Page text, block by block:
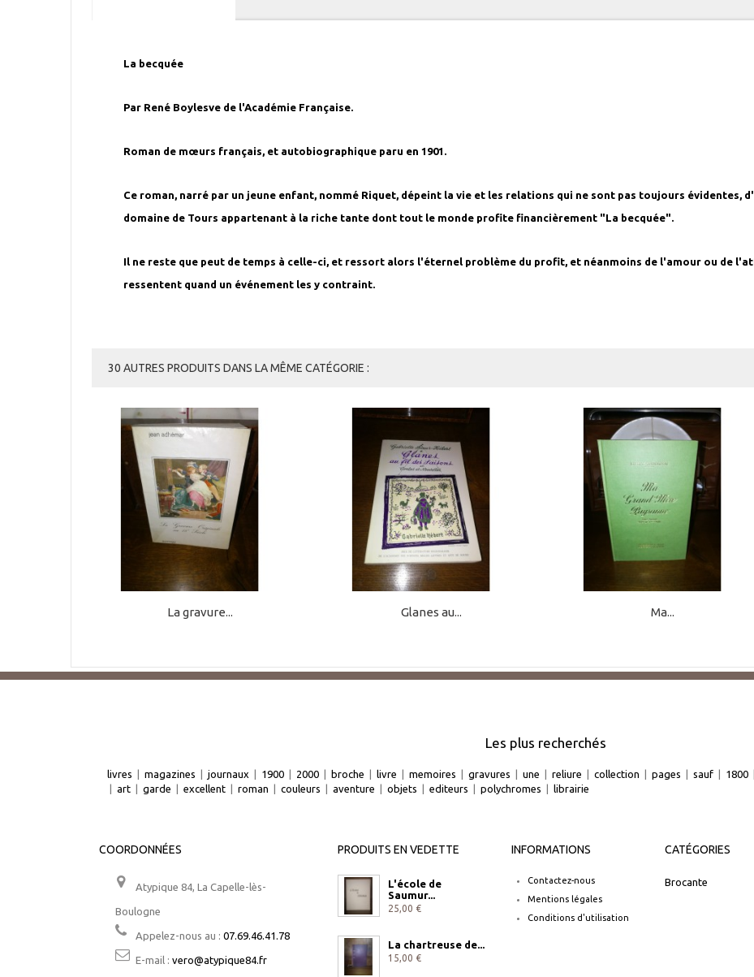
La becquée
Par René Boylesve de l'Académie Française.
Roman de mœurs français, et autobiographique paru en 1901.
Ce roman, narré par un jeune enfant, nommé Riquet, dépeint la vie et les relations qui ne sont pas toujours évidentes,
domaine de Tours appartenant à la riche tante dont tout le monde profite financièrement "La becquée".
Il ne reste que peut de temps à celle-ci, et ressort alors l'éternel problème du profit, et néanmoins de l'amour ou de
ressentent quand un événement les y contraint.
30 AUTRES PRODUITS DANS LA MÊME CATÉGORIE :
La gravure... Glanes au... Ma...
Les plus recherchés
livres | magazines | journaux | 1900 | 2000 | broche | livre | memoires | gravures | une | reliure | collection | pages | sauf | 1800
| art | garde | excellent | roman | couleurs | aventure | objets | editeurs | polychromes | librairie
COORDONNÉES
Atypique 84, La Capelle-lès-
Boulogne
Appelez-nous au : 07.69.46.41.78
E-mail : vero@atypique84.fr
PRODUITS EN VEDETTE
L'école de
Saumur...
25,00 €
La chartreuse de...
15,00 €
INFORMATIONS
Contactez-nous
Mentions légales
Conditions d'utilisation
CATÉGORIES
Brocante